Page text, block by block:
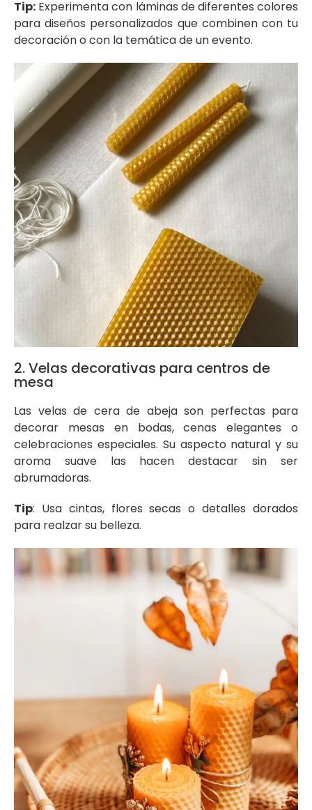
Tip: Experimenta con láminas de diferentes colores
para diseños personalizados que combinen con tu
decoración o con la temática de un evento.
2. Velas decorativas para centros de
mesa
Las velas de cera de abeja son perfectas para
decorar mesas en bodas, cenas elegantes o
celebraciones especiales. Su aspecto natural y su
aroma suave las hacen destacar sin ser
abrumadoras.
Tip: Usa cintas, flores secas o detalles dorados
para realzar su belleza.